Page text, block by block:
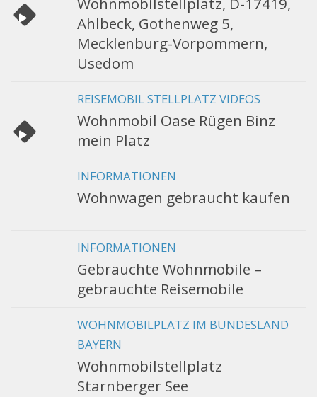
Ahlbeck, Gothenweg 5,
Mecklenburg-Vorpommern,
Usedom
REISEMOBIL STELLPLATZ VIDEOS
Wohnmobil Oase Rügen Binz
mein Platz
INFORMATIONEN
Wohnwagen gebraucht kaufen
INFORMATIONEN
Gebrauchte Wohnmobile –
gebrauchte Reisemobile
WOHNMOBILPLATZ IM BUNDESLAND
BAYERN
Wohnmobilstellplatz
Starnberger See